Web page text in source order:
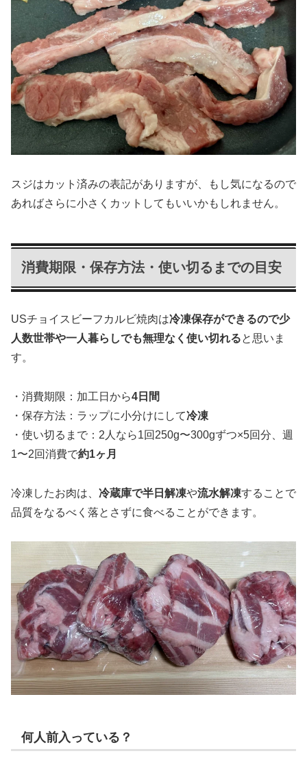
スジはカット済みの表記がありますが、もし気になるので
あればさらに小さくカットしてもいいかもしれません。
消費期限・保存方法・使い切るまでの目安
USチョイスビーフカルビ焼肉は冷凍保存ができるので少
人数世帯や一人暮らしでも無理なく使い切れると思いま
す。
・消費期限：加工日から4日間
・保存方法：ラップに小分けにして冷凍
・使い切るまで：2人なら1回250g〜300gずつ×5回分、週
1〜2回消費で約1ヶ月
冷凍したお肉は、 冷蔵庫で半日解凍や流水解凍することで
品質をなるべく落とさずに食べることができます。
何人前入っている？